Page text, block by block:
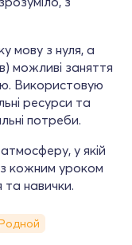
мову з нуля, а
можливі заняття
Використовую
ресурси та
потреби.
у якій
кожним уроком
та навички.